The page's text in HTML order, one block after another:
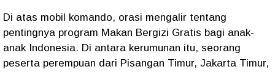
Di atas mobil komando, orasi mengalir tentang
pentingnya program Makan Bergizi Gratis bagi anak-
anak Indonesia. Di antara kerumunan itu, seorang
peserta perempuan dari Pisangan Timur, Jakarta Timur,